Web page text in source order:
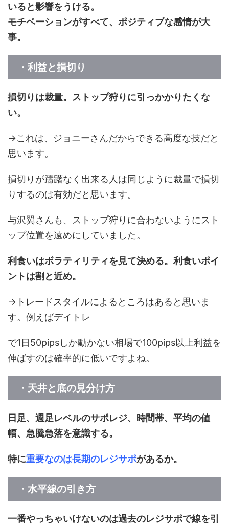
いると影響をうける。
モチベーションがすべて、ポジティブな感情が大
事。
・利益と損切り
損切りは裁量。ストップ狩りに引っかかりたくな
い。
→これは、ジョニーさんだからできる高度な技だと
思います。
損切りが躊躇なく出来る人は同じように裁量で損切
りするのは有効だと思います。
与沢翼さんも、ストップ狩りに合わないようにスト
ップ位置を遠めにしていました。
利食いはボラティリティを見て決める。利食いポイ
ントは割と近め。
→トレードスタイルによるところはあると思いま
す。例えばデイトレ
で1日50pipsしか動かない相場で100pips以上利益を
伸ばすのは確率的に低いですよね。
・天井と底の見分け方
日足、週足レベルのサポレジ、時間帯、平均の値
幅、急騰急落を意識する。
特に重要なのは長期のレジサポがあるか。
・水平線の引き方
一番やっちゃいけないのは過去のレジサポで線を引